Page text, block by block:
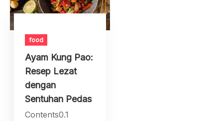
food
Ayam Kung Pao:
Resep Lezat
dengan
Sentuhan Pedas
Contents0.1